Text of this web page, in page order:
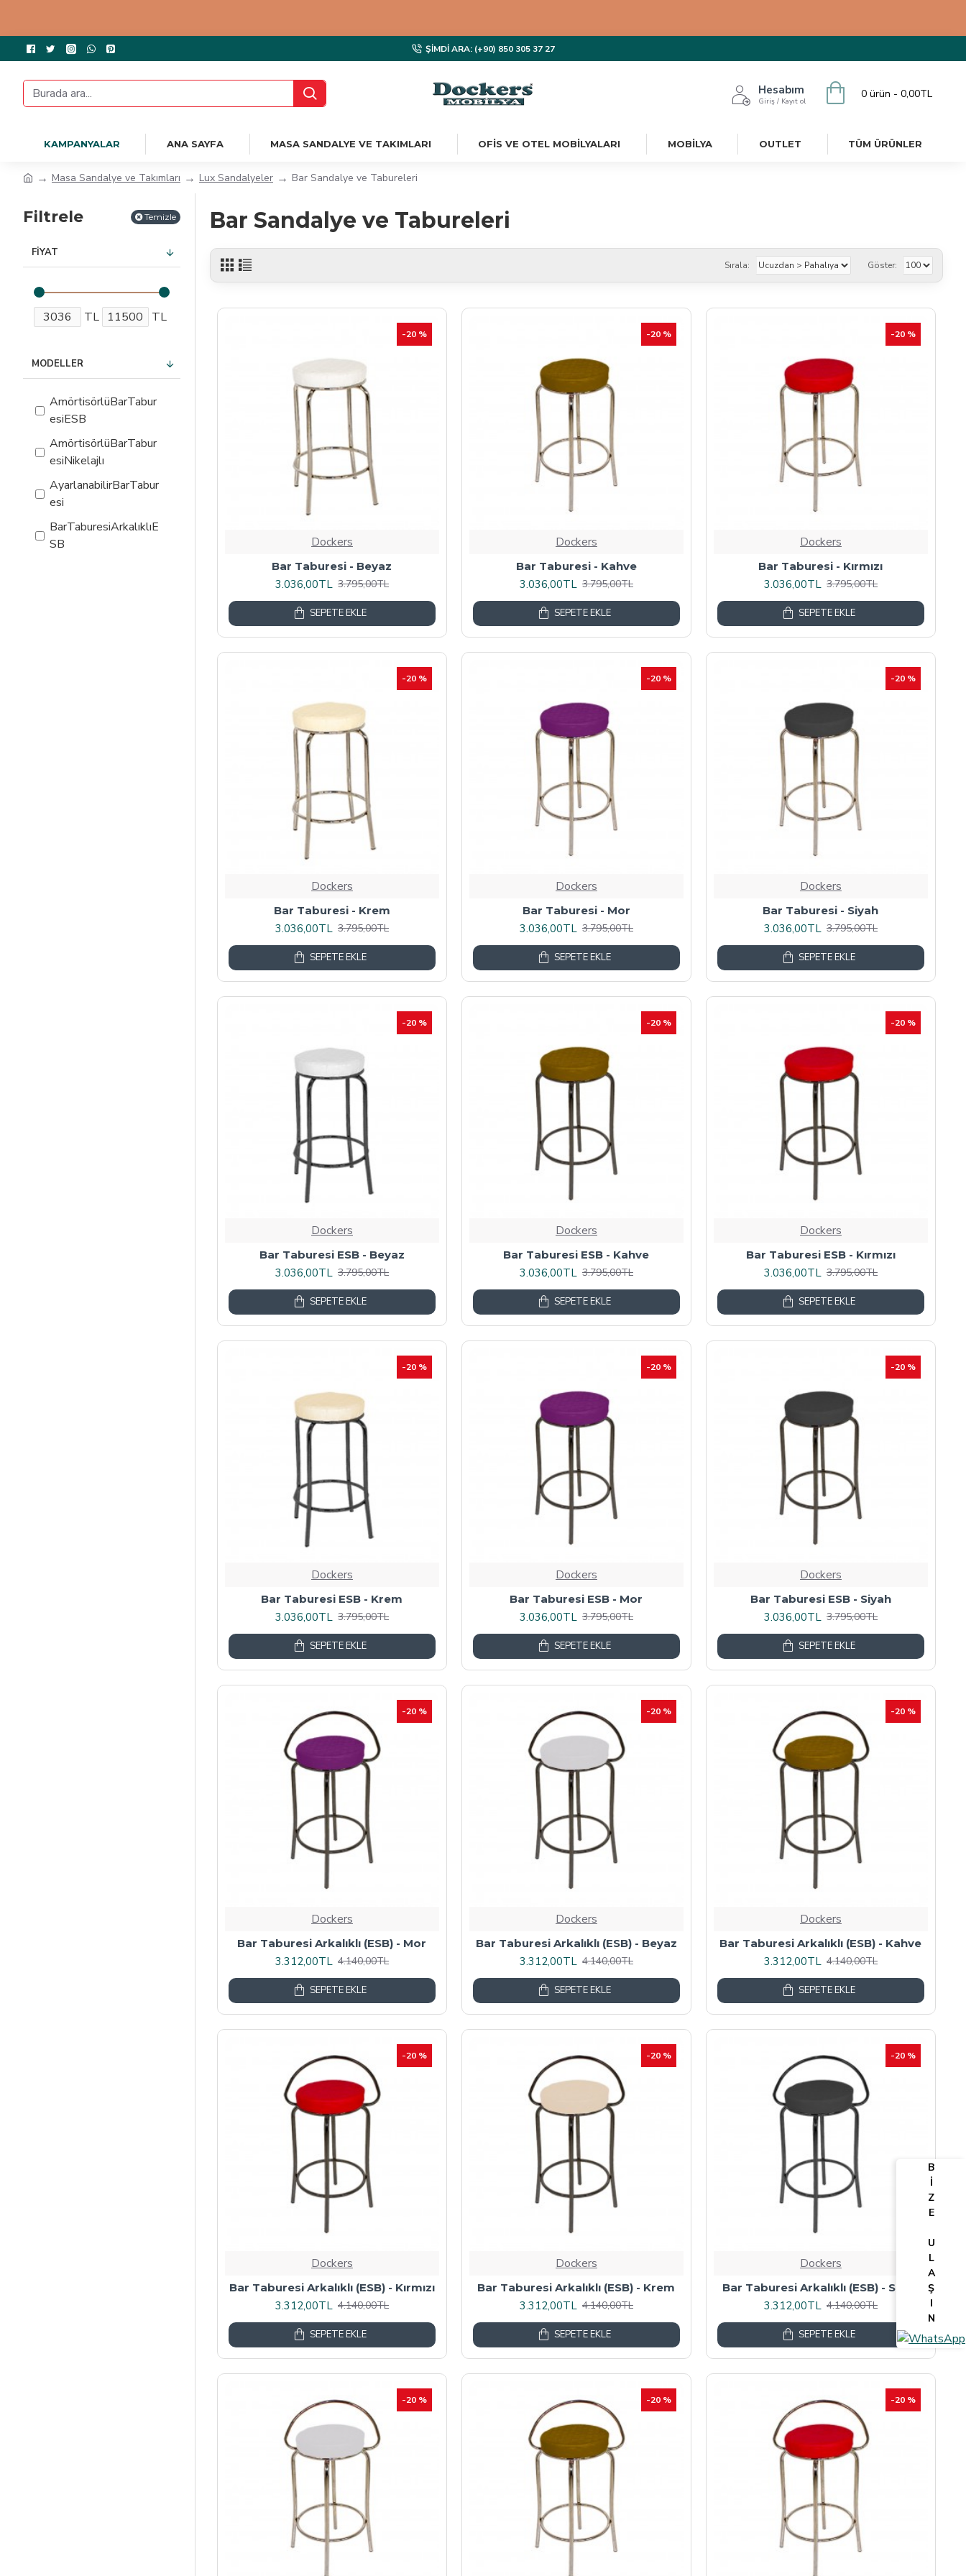
ŞIMDI ARA: (+90) 850 305 37 27
Hesabım
Giriş / Kayıt ol
0 ürün - 0,00TL
KAMPANYALAR ANA SAYFA MASA SANDALYE VE TAKIMLARI OFIS VE OTEL MOBILYALARI MOBILYA OUTLET TÜM ÜRÜNLER
Masa Sandalye ve Takımları Lux Sandalyeler Bar Sandalye ve Tabureleri
Filtrele Temizle
FIYAT
TL TL
MODELLER
AmörtisörlüBarTabur
esiESB
AmörtisörlüBarTabur
esiNikelajlı
AyarlanabilirBarTabur
esi
BarTaburesiArkalıklıE
SB
Bar Sandalye ve Tabureleri
Sırala: Göster:
-20 %
Dockers
Bar Taburesi - Beyaz
3.036,00TL 3.795,00TL
SEPETE EKLE
-20 %
Dockers
Bar Taburesi - Kahve
3.036,00TL 3.795,00TL
SEPETE EKLE
-20 %
Dockers
Bar Taburesi - Kırmızı
3.036,00TL 3.795,00TL
SEPETE EKLE
-20 %
Dockers
Bar Taburesi - Krem
3.036,00TL 3.795,00TL
SEPETE EKLE
-20 %
Dockers
Bar Taburesi - Mor
3.036,00TL 3.795,00TL
SEPETE EKLE
-20 %
Dockers
Bar Taburesi - Siyah
3.036,00TL 3.795,00TL
SEPETE EKLE
-20 %
Dockers
Bar Taburesi ESB - Beyaz
3.036,00TL 3.795,00TL
SEPETE EKLE
-20 %
Dockers
Bar Taburesi ESB - Kahve
3.036,00TL 3.795,00TL
SEPETE EKLE
-20 %
Dockers
Bar Taburesi ESB - Kırmızı
3.036,00TL 3.795,00TL
SEPETE EKLE
-20 %
Dockers
Bar Taburesi ESB - Krem
3.036,00TL 3.795,00TL
SEPETE EKLE
-20 %
Dockers
Bar Taburesi ESB - Mor
3.036,00TL 3.795,00TL
SEPETE EKLE
-20 %
Dockers
Bar Taburesi ESB - Siyah
3.036,00TL 3.795,00TL
SEPETE EKLE
-20 %
Dockers
Bar Taburesi Arkalıklı (ESB) - Mor
3.312,00TL 4.140,00TL
SEPETE EKLE
-20 %
Dockers
Bar Taburesi Arkalıklı (ESB) - Beyaz
3.312,00TL 4.140,00TL
SEPETE EKLE
-20 %
Dockers
Bar Taburesi Arkalıklı (ESB) - Kahve
3.312,00TL 4.140,00TL
SEPETE EKLE
-20 %
Dockers
Bar Taburesi Arkalıklı (ESB) - Kırmızı
3.312,00TL 4.140,00TL
SEPETE EKLE
-20 %
Dockers
Bar Taburesi Arkalıklı (ESB) - Krem
3.312,00TL 4.140,00TL
SEPETE EKLE
-20 %
Dockers
Bar Taburesi Arkalıklı (ESB) - Siyah
3.312,00TL 4.140,00TL
SEPETE EKLE
-20 % -20 % -20 %
B
İ
Z
E
U
L
A
Ş
I
N